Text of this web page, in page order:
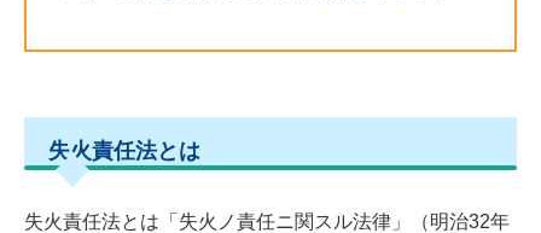
失火責任法とは
失火責任法とは「失火ノ責任ニ関スル法律」（明治32年